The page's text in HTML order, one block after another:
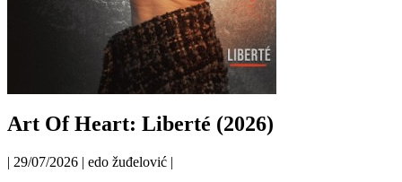
Art Of Heart: Liberté (2026)
| 29/07/2026 | edo žuđelović |